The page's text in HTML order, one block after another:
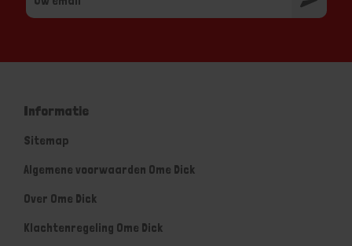
Informatie
Sitemap
Algemene voorwaarden Ome Dick
Over Ome Dick
Klachtenregeling Ome Dick